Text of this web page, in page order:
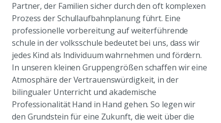
Partner, der Familien sicher durch den oft komplexen
Prozess der Schullaufbahnplanung führt. Eine
professionelle vorbereitung auf weiterführende
schule in der volksschule bedeutet bei uns, dass wir
jedes Kind als Individuum wahrnehmen und fördern.
In unseren kleinen Gruppengrößen schaffen wir eine
Atmosphäre der Vertrauenswürdigkeit, in der
bilingualer Unterricht und akademische
Professionalität Hand in Hand gehen. So legen wir
den Grundstein für eine Zukunft, die weit über die